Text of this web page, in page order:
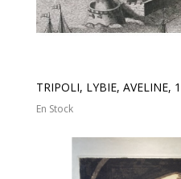
TRIPOLI, LYBIE, AVELINE,
En Stock